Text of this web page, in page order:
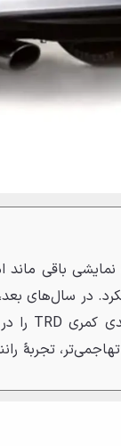
باقی ماند
در سال‌های بعد،
تجربهٔ